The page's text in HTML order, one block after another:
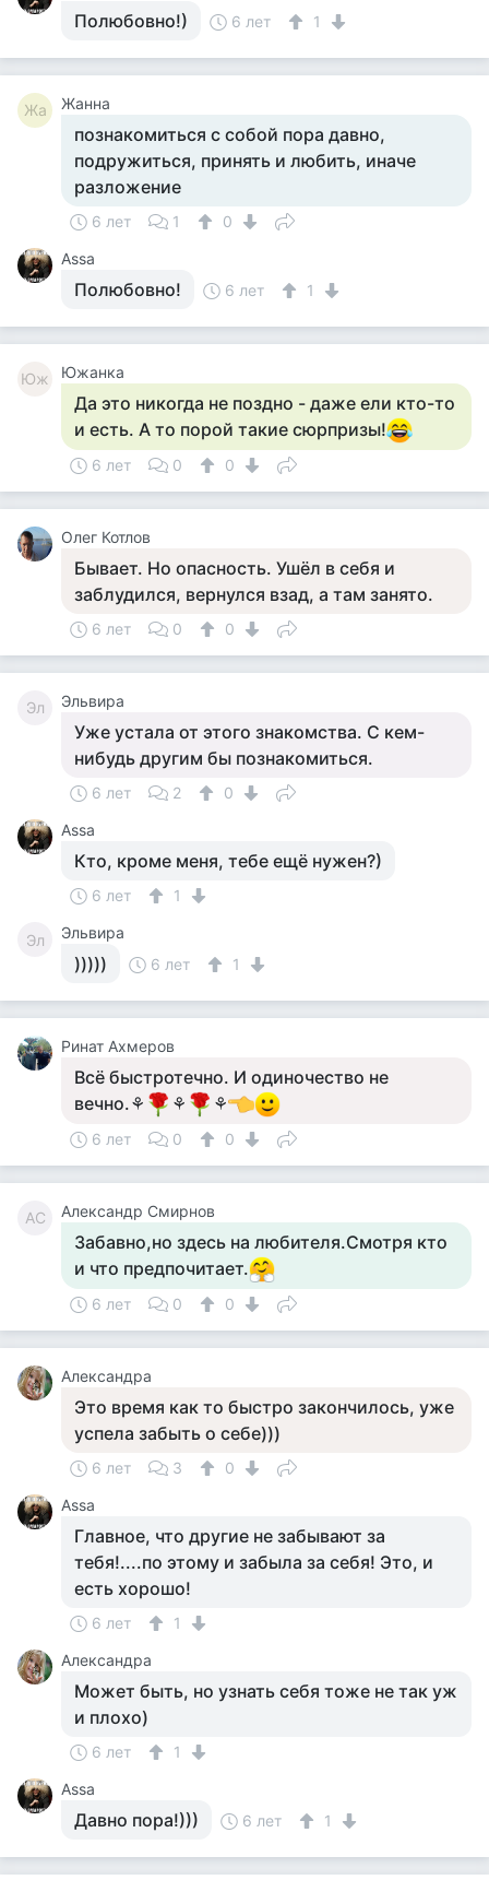
Полюбовно!) 6 лет 1
Жа Жанна
познакомиться с собой пора давно,
подружиться, принять и любить, иначе
разложение
6 лет 1
0
Assa
Полюбовно! 6 лет 1
Юж Южанка
Да это никогда не поздно - даже ели кто-то
и есть. А то порой такие сюрпризы!
6 лет 0 0
Олег Котлов
Бывает. Но опасность. Ушёл в себя и
заблудился, вернулся взад, а там занято.
6 лет 0 0
Эл Эльвира
Уже устала от этого знакомства. С кем-
нибудь другим бы познакомиться.
6 лет 2
0
Assa
Кто, кроме меня, тебе ещё нужен?)
6 лет 1
Эл Эльвира
))))) 6 лет 1
Ринат Ахмеров
Всё быстротечно. И одиночество не
вечно.⚘
⚘ ⚘
6 лет 0 0
АС Александр Смирнов
Забавно,но здесь на любителя.Смотря кто
и что предпочитает.
6 лет 0 0
Александра
Это время как то быстро закончилось, уже
успела забыть о себе)))
6 лет 3
0
Assa
Главное, что другие не забывают за
тебя!....по этому и забыла за себя! Это, и
есть хорошо!
6 лет
1
Александра
Может быть, но узнать себя тоже не так уж
и плохо)
6 лет
1
Assa
Давно пора!))) 6 лет 1